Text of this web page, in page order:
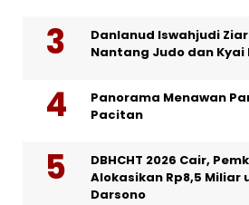
Danlanud Iswahjudi
Nantang Judo dan Kyai
Panorama Menawan
Pacitan
DBHCHT 2026 Cair,
Alokasikan Rp8,5 Miliar
Darsono